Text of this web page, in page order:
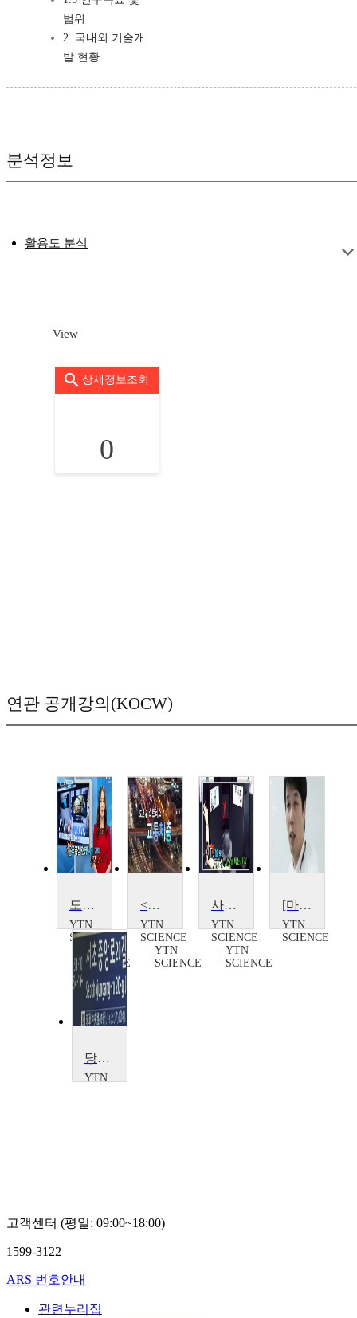
범위
2. 국내외 기술개
발 현황
분석정보
활용도 분석
View
상세정보조회
0
연관 공개강의(KOCW)
도로의 시한폭탄, 음주운전
YTN
SCIENCE
YTN
SCIENCE
<다큐S+>도로 위 스트레스, 교통체증
YTN
SCIENCE
YTN
SCIENCE
사고 막는 IT 기술, 도로교통
YTN
SCIENCE
YTN
SCIENCE
[마이웨이] 도로위의 숨은 주역, 김진우 연구원
YTN
SCIENCE
당신의 도로명 주소를 아십니까?
YTN
고객센터 (평일: 09:00~18:00)
1599-3122
ARS 번호안내
관련누리집